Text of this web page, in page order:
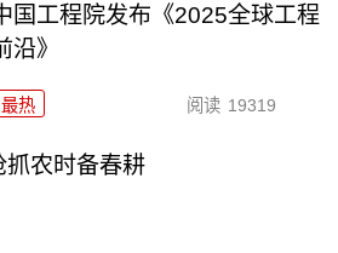
国工程院发布《2025全球工程
沿》
最热 阅读 19319
抓农时备春耕